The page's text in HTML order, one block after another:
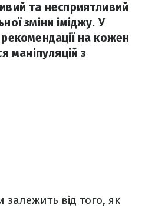
та несприятливий
зміни іміджу. У
на кожен
маніпуляцій з
залежить від того, як